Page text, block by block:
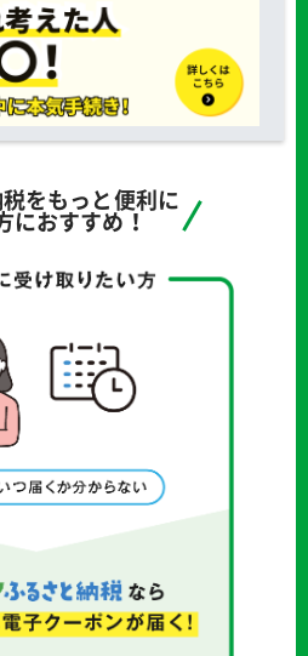
をもっと便利に
におすすめ！